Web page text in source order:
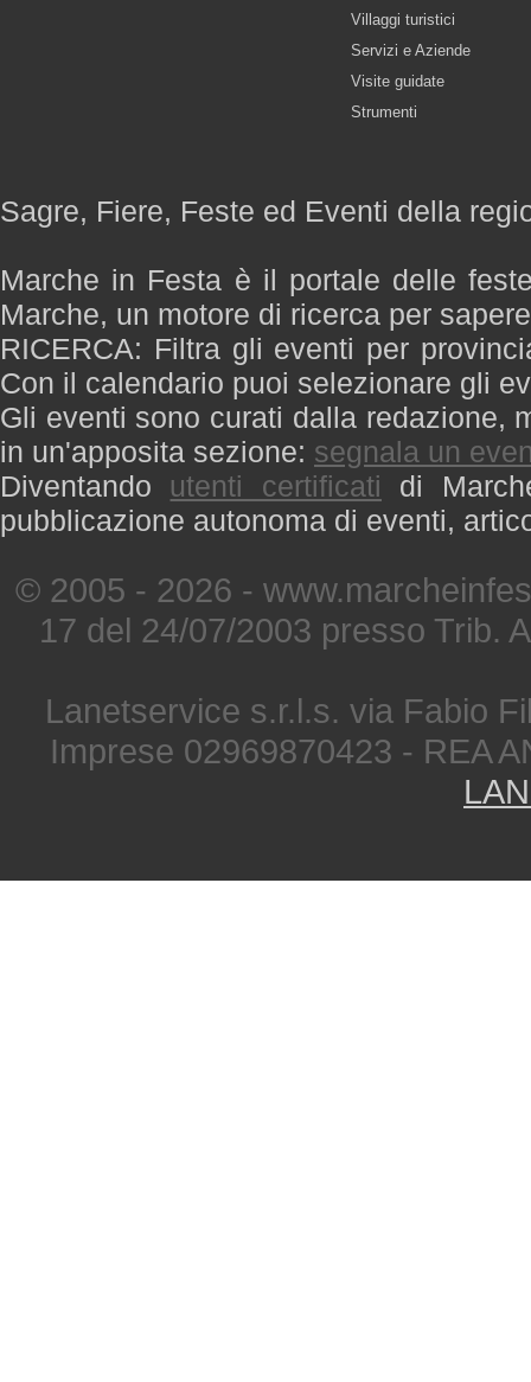
Villaggi turistici
Servizi e Aziende
Visite guidate
Strumenti
Sagre, Fiere, Feste ed Eventi della
Marche in Festa è il portale delle
Marche, un motore di ricerca per
RICERCA: Filtra gli eventi per
Con il calendario puoi selezionare gli
Gli eventi sono curati dalla redazione,
in un'apposita sezione: segnala un
Diventando utenti certificati di
pubblicazione autonoma di eventi,
© 2005 - 2026 -
17 del 24/07/2003 presso Trib.
Lanetservice s.r.l.s. via Fabio
Imprese 02969870423 - REA